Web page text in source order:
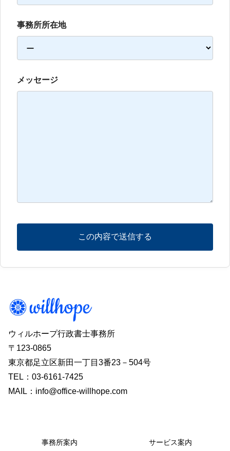
事務所所在地
メッセージ
ウィルホープ行政書士事務所
〒123-0865
東京都足立区新田一丁目3番23－504号
TEL：03-6161-7425
MAIL：info@office-willhope.com
事務所案内 サービス案内